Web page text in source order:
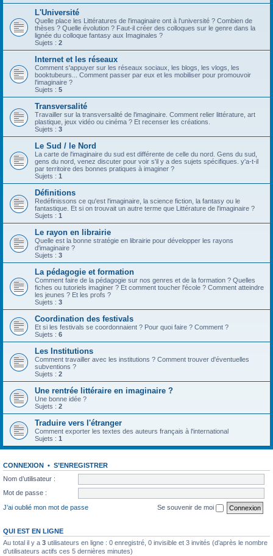
L'Université
Quelle place les Littératures de l'imaginaire ont à l'université ? Combien de
thèses ? Quelle évolution ? Faut-il créer des colloques sur le genre dans la
lignée du colloque fantasy aux Imaginales ?
Sujets : 2
Internet et les réseaux
Comment s'appuyer sur les réseaux sociaux, les blogs, les vlogs, les
booktubeurs... Comment passer par eux et les mobiliser pour promouvoir
l'imaginaire ?
Sujets : 5
Transversalité
Travailler sur la transversalité de l'imaginaire. Comment relier littérature, art
plastique, jeux vidéo ou cinéma ? Et recenser les créations.
Sujets : 3
Le Sud / le Nord
La carte de l'imaginaire du sud est différente de celle du nord. Gens du sud,
gens du nord, venez discuter pour voir s'il y a des sujets spécifiques. y'a-t-il
par territoire des bonnes pratiques à imaginer ?
Sujets : 1
Définitions
Redéfinissons ce qu'est l'imaginaire, la science fiction, la fantasy ou le
fantastique. Et si on trouvait un autre terme que Littérature de l'imaginaire ?
Sujets : 1
Le rayon en librairie
Quelle est la bonne stratégie en librairie pour développer les rayons
d'imaginaire ?
Sujets : 3
La pédagogie et formation
Comment faire de la pédagogie sur nos genres et de la formation ? Quelles
fiches ou tutoriels imaginer ? Et comment toucher l'école ? Comment atteindre
les jeunes ? Et les profs ?
Sujets : 3
Coordination des festivals
Et si les festivals se coordonnaient ? Pour quoi faire ? Comment ?
Sujets : 6
Les Institutions
Comment travailler avec les institutions ? Comment trouver d'éventuelles
subventions ?
Sujets : 2
Une rentrée littéraire en imaginaire ?
Une bonne idée ?
Sujets : 2
Traduire vers l'étranger
Comment exporter les textes des auteurs français à l'international
Sujets : 1
CONNEXION • S’ENREGISTRER
Nom d’utilisateur :
Mot de passe :
J’ai oublié mon mot de passe
Se souvenir de moi
QUI EST EN LIGNE
Au total il y a 3 utilisateurs en ligne : 0 enregistré, 0 invisible et 3 invités (d’après le nombre
d’utilisateurs actifs ces 5 dernières minutes)